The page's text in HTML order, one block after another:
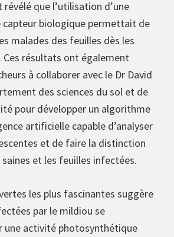
que l’utilisation d’une
capteur biologique permettait de
malades des feuilles dès les
Ces résultats ont également
à collaborer avec le Dr David
des sciences du sol et de
pour développer un algorithme
artificielle capable d’analyser
et de faire la distinction
et les feuilles infectées.
les plus fascinantes suggère
par le mildiou se
une activité photosynthétique